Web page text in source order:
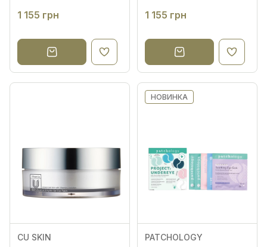
Формат засобу
1 155 грн
очей
1 155 грн
CU SKIN
НОВИНКА
PATCHOLOGY